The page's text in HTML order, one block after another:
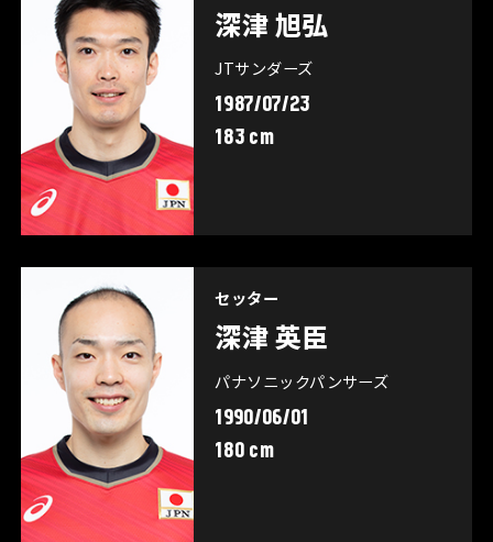
深津 旭弘
JTサンダーズ
1987/07/23
183 cm
セッター
深津 英臣
パナソニックパンサーズ
1990/06/01
180 cm